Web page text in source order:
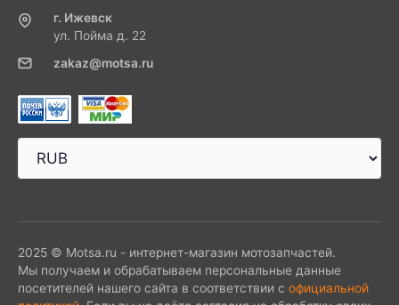
г. Ижевск
ул. Пойма д. 22
zakaz@motsa.ru
2025 © Motsa.ru - интернет-магазин мотозапчастей.
Мы получаем и обрабатываем персональные данные
посетителей нашего сайта в соответствии с официальной